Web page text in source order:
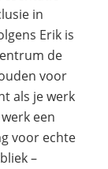
in
Erik is
de
voor
als je werk
een
voor echte
–